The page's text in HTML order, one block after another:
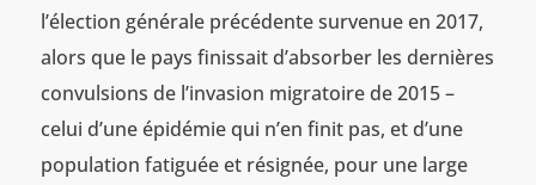
l’élection générale précédente survenue en 2017,
alors que le pays finissait d’absorber les dernières
convulsions de l’invasion migratoire de 2015 –
celui d’une épidémie qui n’en finit pas, et d’une
population fatiguée et résignée, pour une large